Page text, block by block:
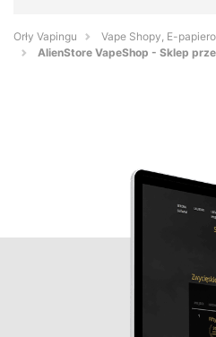
Orły Vapingu
Vape Shopy, E-
AlienStore VapeShop - Sklep